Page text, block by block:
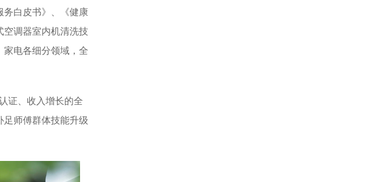
务白皮书》、《健康
空调器室内机清洗技
家电各细分领域，全
证、收入增长的全
足师傅群体技能升级